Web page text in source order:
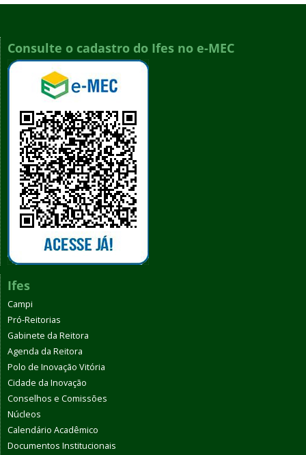
Consulte o cadastro do Ifes no e-MEC
Ifes
Campi
Pró-Reitorias
Gabinete da Reitora
Agenda da Reitora
Polo de Inovação Vitória
Cidade da Inovação
Conselhos e Comissões
Núcleos
Calendário Acadêmico
Documentos Institucionais